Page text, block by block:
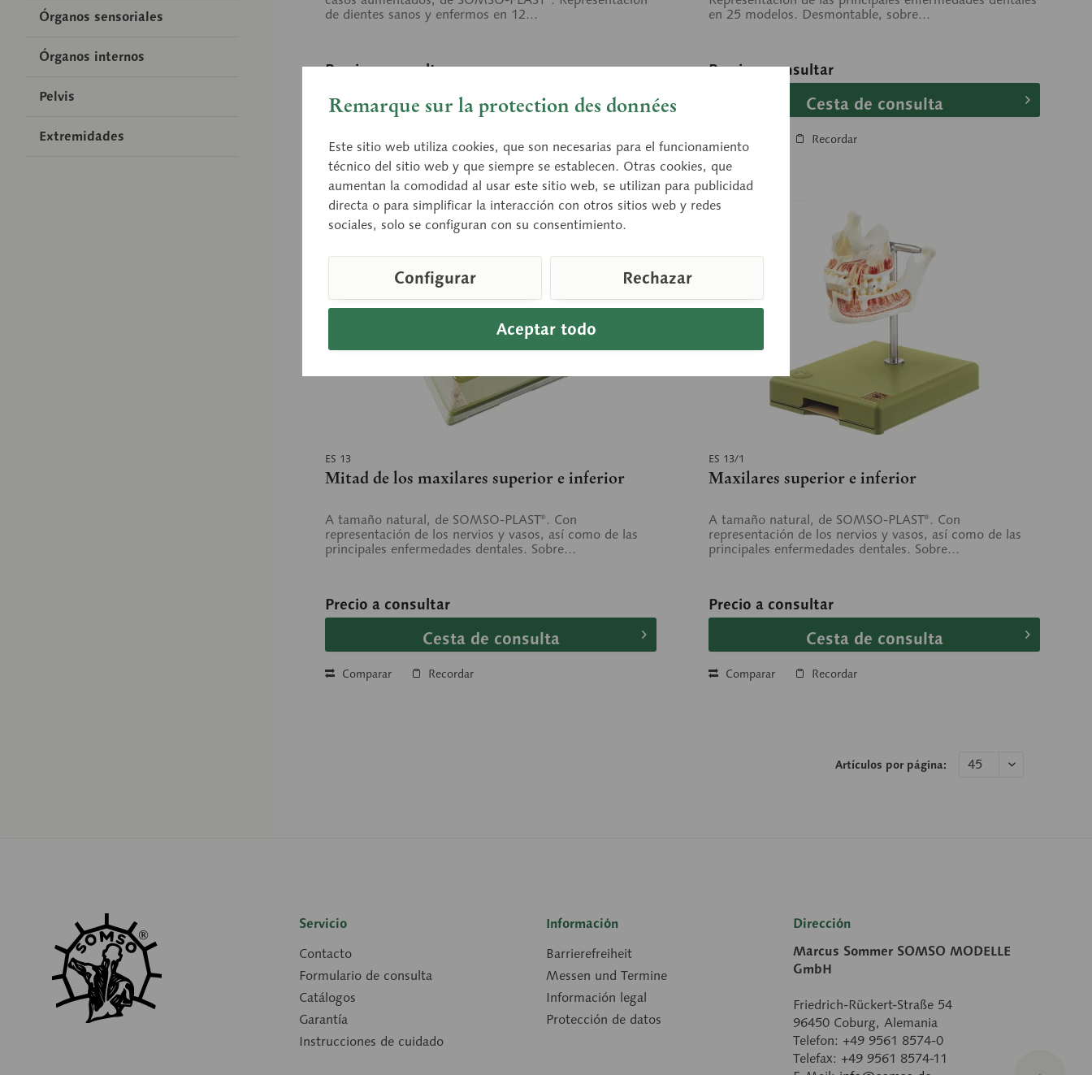
Órganos sensoriales
Órganos internos
Pelvis
Extremidades
de dientes sanos y enfermos en 12...
Precio a consultar
Cesta de consulta
Comparar Recordar
en 25 modelos. Desmontable, sobre...
Precio a consultar
Cesta de consulta
Comparar Recordar
ES 13
Mitad de los maxilares superior e inferior
A tamaño natural, de SOMSO-PLAST®. Con
representación de los nervios y vasos, así como de las
principales enfermedades dentales. Sobre...
Precio a consultar
Cesta de consulta
Comparar Recordar
ES 13/1
Maxilares superior e inferior
A tamaño natural, de SOMSO-PLAST®. Con
representación de los nervios y vasos, así como de las
principales enfermedades dentales. Sobre...
Precio a consultar
Cesta de consulta
Comparar Recordar
Artículos por página:
Servicio
Contacto
Formulario de consulta
Catálogos
Garantía
Instrucciones de cuidado
Información
Barrierefreiheit
Messen und Termine
Información legal
Protección de datos
Dirección
Marcus Sommer SOMSO MODELLE
GmbH
Friedrich-Rückert-Straße 54
96450 Coburg, Alemania
Telefon: +49 9561 8574-0
Telefax: +49 9561 8574-11
Remarque sur la protection des données
Este sitio web utiliza cookies, que son necesarias para el funcionamiento
técnico del sitio web y que siempre se establecen. Otras cookies, que
aumentan la comodidad al usar este sitio web, se utilizan para publicidad
directa o para simplificar la interacción con otros sitios web y redes
sociales, solo se configuran con su consentimiento.
Aceptar todo
Configurar Rechazar